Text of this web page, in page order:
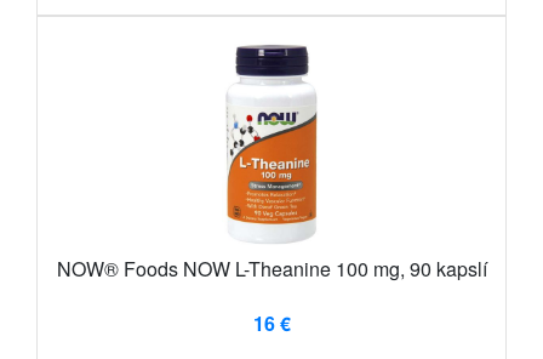
NOW® Foods NOW L-Theanine 100 mg, 90 kapslí
16 €